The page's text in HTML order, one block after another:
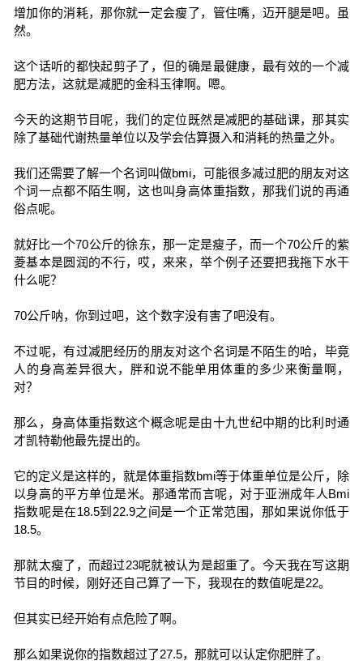
增加你的消耗，那你就一定会瘦了，管住嘴，迈开腿是吧。虽
然。
这个话听的都快起剪子了，但的确是最健康，最有效的一个减
肥方法，这就是减肥的金科玉律啊。嗯。
今天的这期节目呢，我们的定位既然是减肥的基础课，那其实
除了基础代谢热量单位以及学会估算摄入和消耗的热量之外。
我们还需要了解一个名词叫做bmi，可能很多减过肥的朋友对这
个词一点都不陌生啊，这也叫身高体重指数，那我们说的再通
俗点呢。
就好比一个70公斤的徐东，那一定是瘦子，而一个70公斤的紫
菱基本是圆润的不行，哎，来来，举个例子还要把我拖下水干
什么呢？
70公斤呐，你到过吧，这个数字没有害了吧没有。
不过呢，有过减肥经历的朋友对这个名词是不陌生的哈，毕竟
人的身高差异很大，胖和说不能单用体重的多少来衡量啊，
对？
那么，身高体重指数这个概念呢是由十九世纪中期的比利时通
才凯特勒他最先提出的。
它的定义是这样的，就是体重指数bmi等于体重单位是公斤，除
以身高的平方单位是米。那通常而言呢，对于亚洲成年人Bmi
指数呢是在18.5到22.9之间是一个正常范围，那如果说你低于
18.5。
那就太瘦了，而超过23呢就被认为是超重了。今天我在写这期
节目的时候，刚好还自己算了一下，我现在的数值呢是22。
但其实已经开始有点危险了啊。
那么如果说你的指数超过了27.5，那就可以认定你肥胖了。